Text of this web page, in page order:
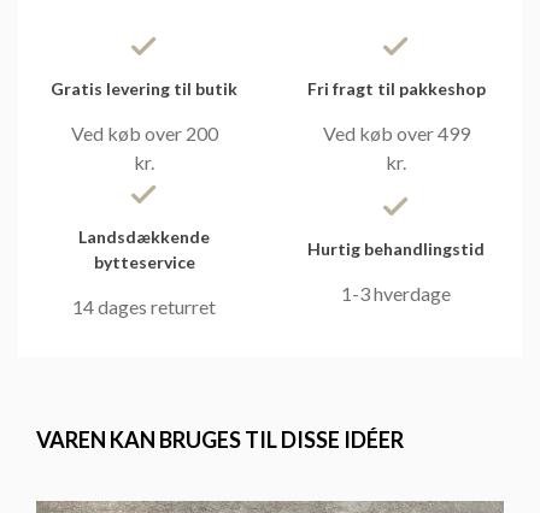
Gratis levering til butik
Ved køb over 200
kr.
Fri fragt til pakkeshop
Ved køb over 499
kr.
Landsdækkende
bytteservice
14 dages returret
Hurtig behandlingstid
1-3 hverdage
VAREN KAN BRUGES TIL DISSE IDÉER